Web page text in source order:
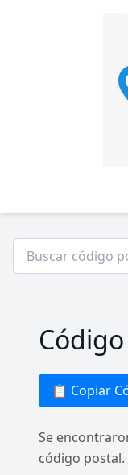
📋 Copiar
Se
código postal.